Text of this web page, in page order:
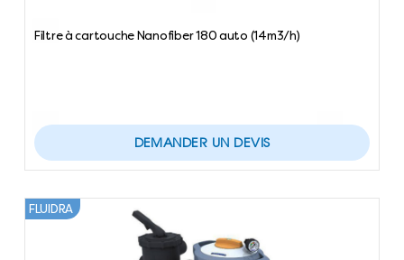
Filtre à cartouche Nanofiber 180 auto (14m3/h)
DEMANDER UN DEVIS
FLUIDRA